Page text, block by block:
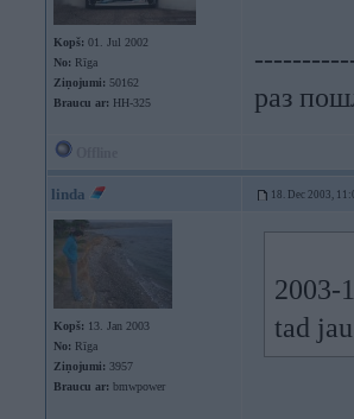
Kopš: 01. Jul 2002
No: Rīga
Ziņojumi: 50162
Braucu ar: HH-325
раз
linda 18. Dec 2003,
Kopš: 13. Jan 2003
No: Rīga
Ziņojumi: 3957
Braucu ar: bmwpower
2003-
tad